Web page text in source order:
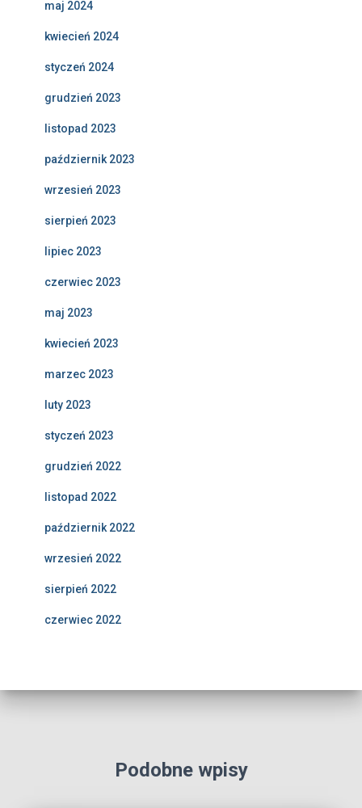
maj 2024
kwiecień 2024
styczeń 2024
grudzień 2023
listopad 2023
październik 2023
wrzesień 2023
sierpień 2023
lipiec 2023
czerwiec 2023
maj 2023
kwiecień 2023
marzec 2023
luty 2023
styczeń 2023
grudzień 2022
listopad 2022
październik 2022
wrzesień 2022
sierpień 2022
czerwiec 2022
Podobne wpisy